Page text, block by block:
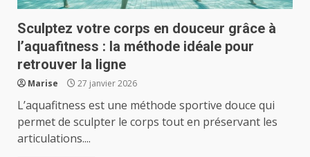
Sculptez votre corps en douceur grâce à
l’aquafitness : la méthode idéale pour
retrouver la ligne
Marise 27 janvier 2026
L’aquafitness est une méthode sportive douce qui
permet de sculpter le corps tout en préservant les
articulations....